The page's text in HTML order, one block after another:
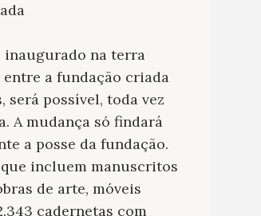
inaugurado na terra
a fundação criada
possível, toda vez
A mudança só findará
a posse da fundação.
incluem manuscritos
de arte, móveis
cadernetas com